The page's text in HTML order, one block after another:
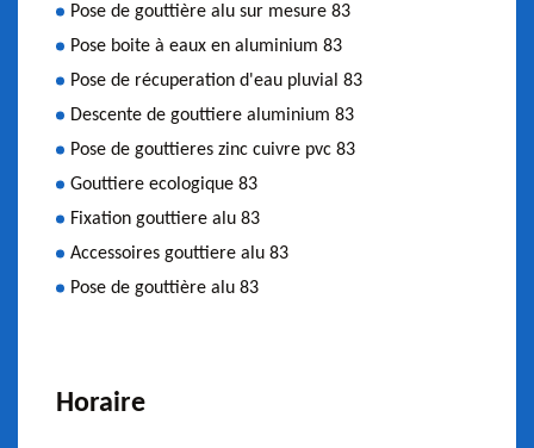
Pose de gouttière alu sur mesure 83
Pose boite à eaux en aluminium 83
Pose de récuperation d'eau pluvial 83
Descente de gouttiere aluminium 83
Pose de gouttieres zinc cuivre pvc 83
Gouttiere ecologique 83
Fixation gouttiere alu 83
Accessoires gouttiere alu 83
Pose de gouttière alu 83
Horaire